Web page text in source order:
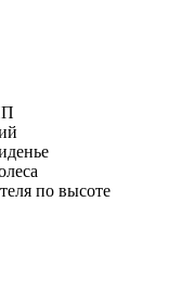
по высоте